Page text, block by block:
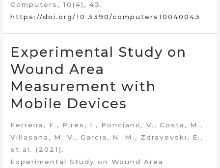
Computers, 10(4), 43.
https://doi.org/10.3390/computers10040043
Experimental Study on
Wound Area
Measurement with
Mobile Devices
Ferreira, F., Pires, I., Ponciano, V., Costa, M.,
Villasana, M. V., Garcia, N. M., Zdravevski, E.,
et al. (2021).
Experimental Study on Wound Area